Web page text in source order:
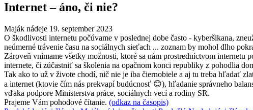
Internet – áno, či nie?
Maják nádeje 19. september 2023
O škodlivosti internetu počúvame v poslednej dobe často - kyberšikana,
neúmerné trávenie času na sociálnych sieťach ... zoznam by mohol dlho
Zároveň vnímame všetky možnosti, ktoré sa nám prostredníctvom
internete, či zúčastniť sa školenia na opačnom konci republiky z pohodlia
Tak ako to už v živote chodí, nič nie je iba čiernobiele a aj tu treba hľadať
a internet (ktovie čím nás prekvapí budúcnosť 😊), hľadanie správneho
vďaka podpore Ministerstva práce, sociálnych vecí a rodiny SR.
Prajeme Vám pohodové čítanie. (odkaz na časopis)